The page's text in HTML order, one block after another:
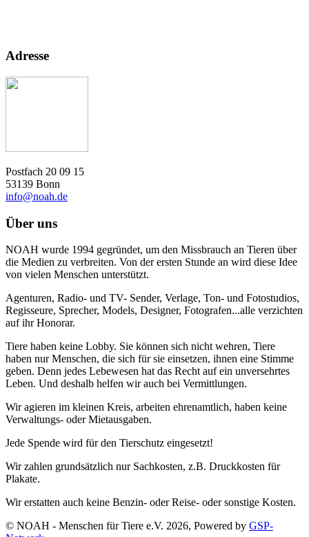
Adresse
Postfach 20 09 15
53139 Bonn
info@noah.de
Über uns
NOAH wurde 1994 gegründet, um den Missbrauch an Tieren über
die Medien zu verbreiten. Von der ersten Stunde an wird diese Idee
von vielen Menschen unterstützt.
Agenturen, Radio- und TV- Sender, Verlage, Ton- und Fotostudios,
Regisseure, Sprecher, Models, Designer, Fotografen...alle verzichten
auf ihr Honorar.
Tiere haben keine Lobby. Sie können sich nicht wehren, Tiere
haben nur Menschen, die sich für sie einsetzen, ihnen eine Stimme
geben. Denn jedes Lebewesen hat das Recht auf ein unversehrtes
Leben. Und deshalb helfen wir auch bei Vermittlungen.
Wir agieren im kleinen Kreis, arbeiten ehrenamtlich, haben keine
Verwaltungs- oder Mietausgaben.
Jede Spende wird für den Tierschutz eingesetzt!
Wir zahlen grundsätzlich nur Sachkosten, z.B. Druckkosten für
Plakate.
Wir erstatten auch keine Benzin- oder Reise- oder sonstige Kosten.
© NOAH - Menschen für Tiere e.V. 2026, Powered by GSP-